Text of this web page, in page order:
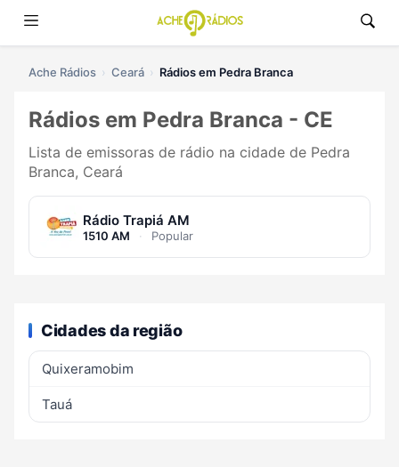
Ache Rádios Ceará Rádios em Pedra Branca
Rádios em Pedra Branca - CE
Lista de emissoras de rádio na cidade de Pedra
Branca, Ceará
Rádio Trapiá AM
1510 AM · Popular
Cidades da região
Quixeramobim
Tauá